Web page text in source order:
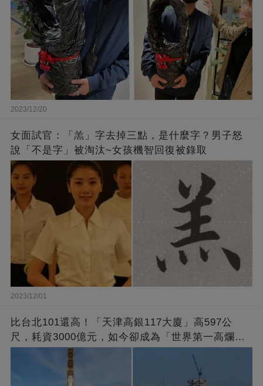
2023/12/20
女面試官：「羔」字去掉三點，是什麼字？男子怒
說「不是字」被淘汰~女孩機智回復被錄取
2023/12/01
比台北101還高！「天津高銀117大廈」高597公
尺，耗資3000億元，如今卻成為「世界第一高爛尾